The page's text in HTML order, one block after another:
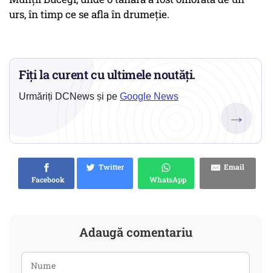
urs, în timp ce se afla în drumeţie.
Fiți la curent cu ultimele noutăți.
Urmăriți DCNews și pe Google News
→
Facebook
Twitter
WhatsApp
Email
Adaugă comentariu